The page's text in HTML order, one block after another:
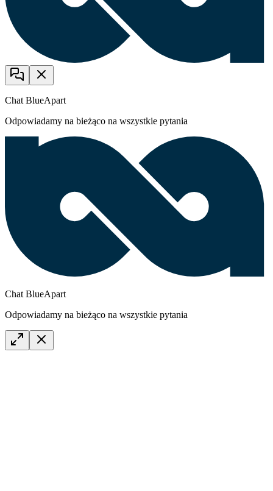
Chat BlueApart
Odpowiadamy na bieżąco na wszystkie pytania
Chat BlueApart
Odpowiadamy na bieżąco na wszystkie pytania